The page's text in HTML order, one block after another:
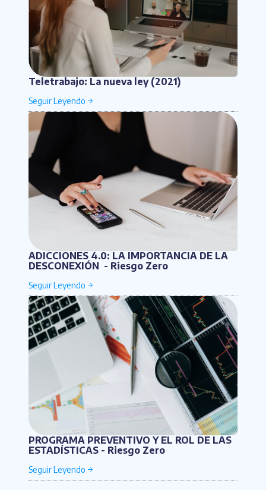
Teletrabajo: La nueva ley (2021)
ADICCIONES 4.0: LA IMPORTANCIA DE LA
DESCONEXIÓN - Riesgo Zero
PROGRAMA PREVENTIVO Y EL ROL DE LAS
ESTADÍSTICAS - Riesgo Zero